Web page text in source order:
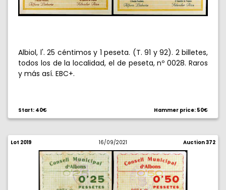
Albiol, l'. 25 céntimos y 1 peseta. (T. 91 y 92). 2 billetes,
todos los de la localidad, el de peseta, nº 0028. Raros
y más así. EBC+.
Start: 40€ Hammer price: 50€
Lot 2019 16/09/2021 Auction 372